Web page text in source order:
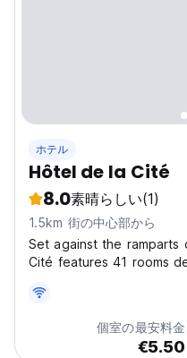
ホテル
Hôtel de la Cité
8.0素晴らしい(1)
1.5km 街の中心部から
Set against the ramparts
Cité features 41 rooms
a quality service. The
safes, and are all served
個室の最安料金
€5.50